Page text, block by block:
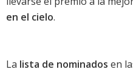
en el cielo.
La lista de nominados en